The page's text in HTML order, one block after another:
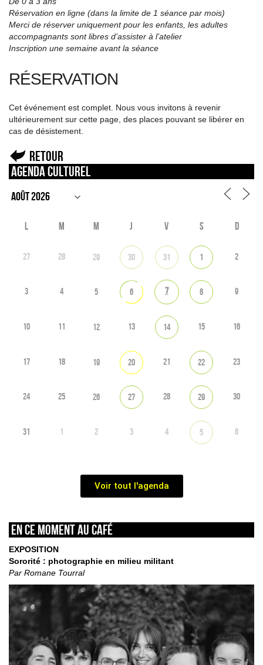
Réservation en ligne (dans la limite de 1 séance par mois)
Merci de réserver uniquement pour les enfants, les adultes
accompagnants sont libres d’assister à l’atelier
Inscription une semaine avant la séance
RÉSERVATION
Cet événement est complet. Nous vous invitons à revenir
ultérieurement sur cette page, des places pouvant se libérer en
cas de désistement.
Retour
Agenda culturel
L M M J V S D
27 28 29 30 31 1 2
3 4 5 6 7 8 9
10 11 12 13 14 15 16
17 18 19 20 21 22 23
24 25 26 27 28 29 30
31 1 2 3 4 5 6
Voir tout l'agenda
En ce moment au café
EXPOSITION
Sororité : photographie en milieu militant
Par Romane Tourral